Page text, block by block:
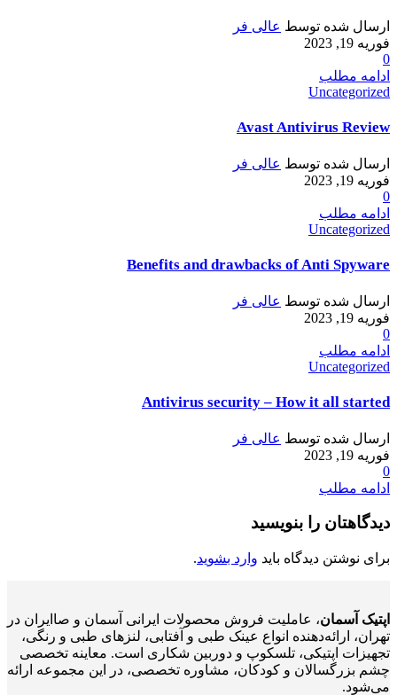
ارسال شده توسط عالی فر
فوریه 19, 2023
0
ادامه مطلب
Uncategorized
Avast Antivirus Review
ارسال شده توسط عالی فر
فوریه 19, 2023
0
ادامه مطلب
Uncategorized
Benefits and drawbacks of Anti Spyware
ارسال شده توسط عالی فر
فوریه 19, 2023
0
ادامه مطلب
Uncategorized
Antivirus security – How it all started
ارسال شده توسط عالی فر
فوریه 19, 2023
0
ادامه مطلب
دیدگاهتان را بنویسید
برای نوشتن دیدگاه باید وارد بشوید.
اپتیک آسمان، عاملیت فروش محصولات ایرانی آسمان و صاایران در
تهران، ارائه‌دهنده انواع عینک طبی و آفتابی، لنزهای طبی و رنگی،
تجهیزات اپتیکی، تلسکوپ و دوربین شکاری است. معاینه تخصصی
چشم بزرگسالان و کودکان، مشاوره تخصصی، در این مجموعه ارائه
می‌شود.